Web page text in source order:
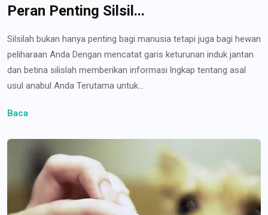
Peran Penting Silsil...
Silsilah bukan hanya penting bagi manusia tetapi juga bagi hewan
peliharaan Anda Dengan mencatat garis keturunan induk jantan
dan betina silislah memberikan informasi lngkap tentang asal
usul anabul Anda Terutama untuk...
Baca